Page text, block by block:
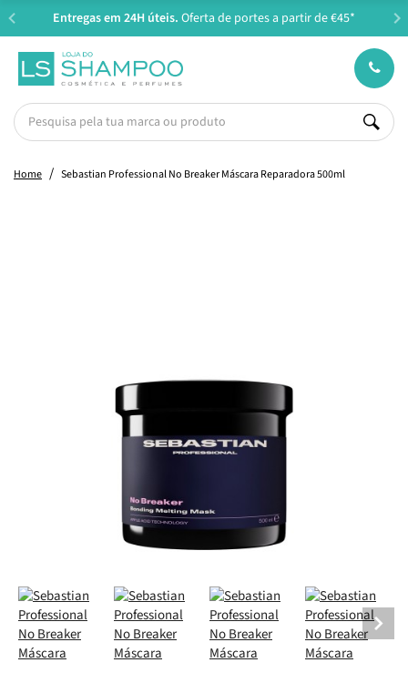
Entregas em 24H úteis. Oferta de portes a partir de €45*
Home Sebastian Professional No Breaker Máscara Reparadora 500ml